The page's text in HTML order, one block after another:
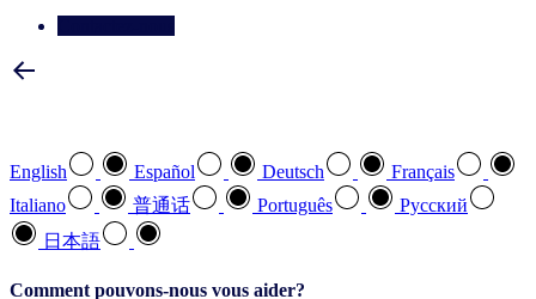
English Español Deutsch
Français
Italiano
普通话 Português
Pусский
日本語
Comment pouvons-nous vous aider?